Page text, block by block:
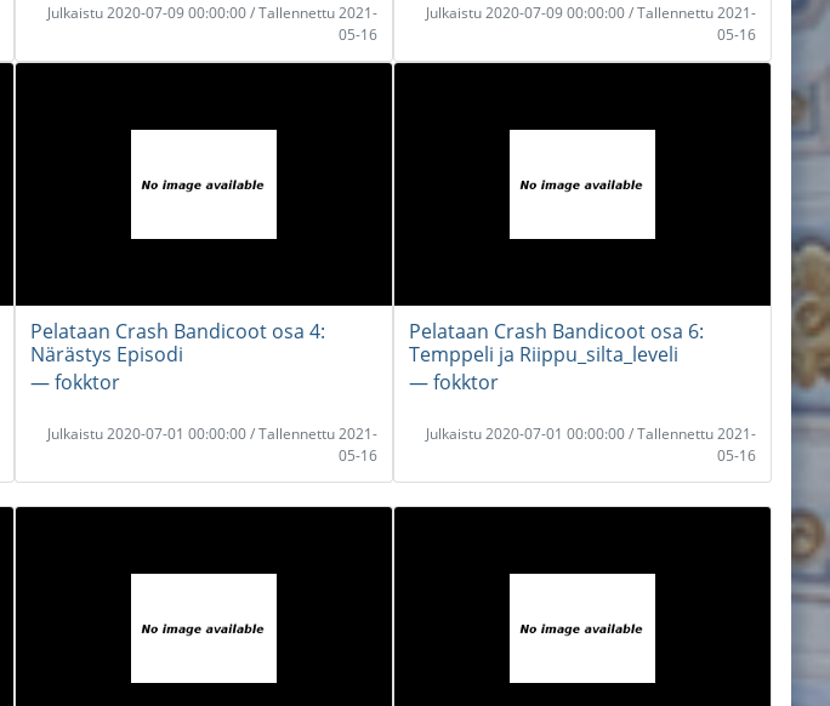
Julkaistu 2020-07-09 00:00:00 / Tallennettu 2021-
05-16
Julkaistu 2020-07-09 00:00:00 / Tallennettu 2021-
05-16
Pelataan Crash Bandicoot osa 4:
Närästys Episodi
― fokktor
Julkaistu 2020-07-01 00:00:00 / Tallennettu 2021-
05-16
Pelataan Crash Bandicoot osa 6:
Temppeli ja Riippu_silta_leveli
― fokktor
Julkaistu 2020-07-01 00:00:00 / Tallennettu 2021-
05-16